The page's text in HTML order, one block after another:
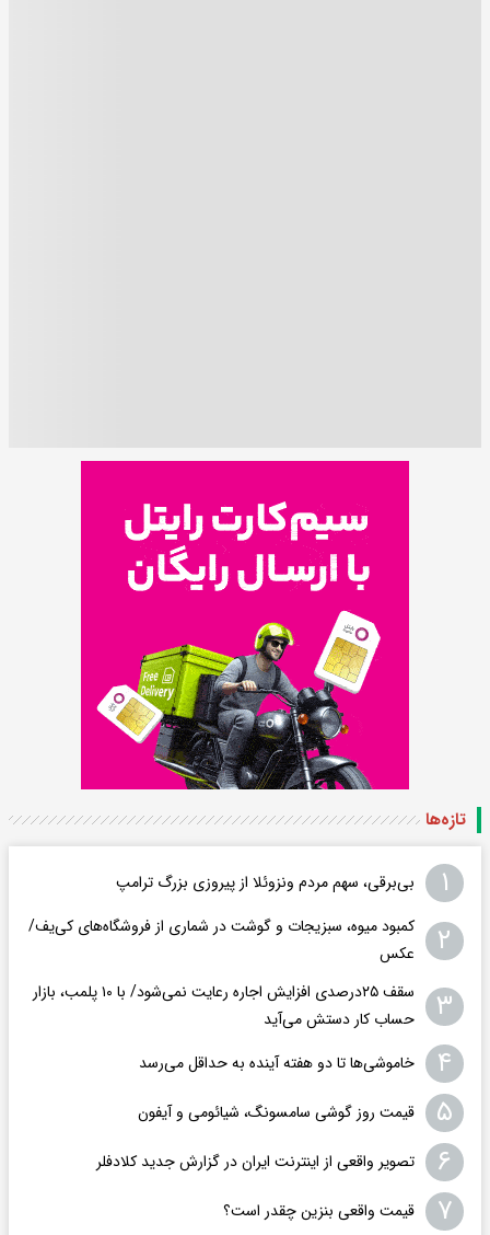
تازه‌ها
۱ بی‌برقی، سهم مردم ونزوئلا از پیروزی بزرگ ترامپ
۲
کمبود میوه، سبزیجات و گوشت در شماری از فروشگاه‌های کی‌یف/
عکس
۳
سقف ۲۵درصدی افزایش اجاره رعایت نمی‌شود/ با ۱۰ پلمب، بازار
حساب کار دستش می‌آید
۴ خاموشی‌ها تا دو هفته آینده به حداقل می‌رسد
۵ قیمت روز گوشی سامسونگ، شیائومی و آیفون
۶ تصویر واقعی از اینترنت ایران در گزارش جدید کلادفلر
۷ قیمت واقعی بنزین چقدر است؟